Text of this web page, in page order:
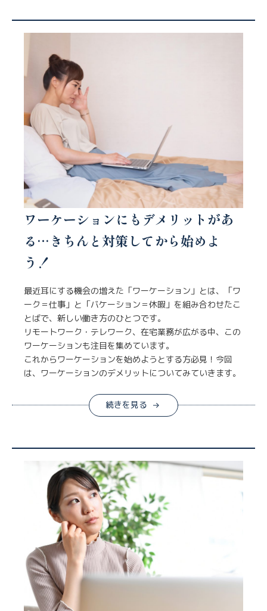
ワーケーションにもデメリットがあ
る…きちんと対策してから始めよ
う！
最近耳にする機会の増えた「ワーケーション」とは、「ワ
ーク＝仕事」と「バケーション＝休暇」を組み合わせたこ
とばで、新しい働き方のひとつです。
リモートワーク・テレワーク、在宅業務が広がる中、この
ワーケーションも注目を集めています。
これからワーケーションを始めようとする方必見！今回
は、ワーケーションのデメリットについてみていきます。
続きを見る